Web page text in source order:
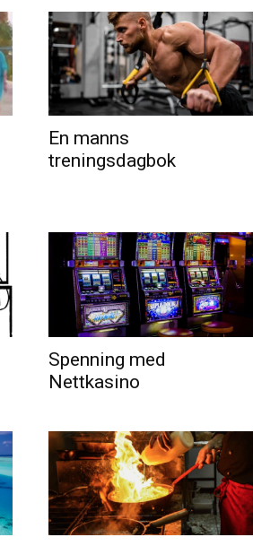
En manns
treningsdagbok
Spenning med
Nettkasino